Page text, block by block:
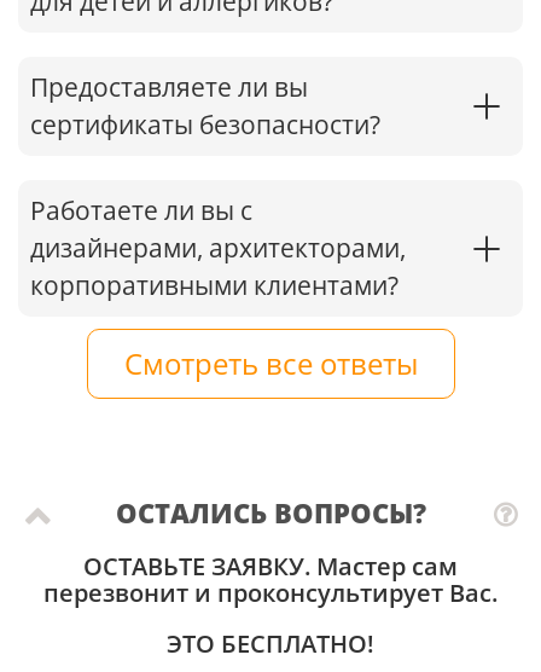
Предоставляете ли вы
сертификаты безопасности?
Работаете ли вы с
дизайнерами, архитекторами,
корпоративными клиентами?
Смотреть все ответы
ОСТАЛИСЬ ВОПРОСЫ?
ОСТАВЬТЕ ЗАЯВКУ. Мастер сам
перезвонит и проконсультирует Вас.
ЭТО БЕСПЛАТНО!